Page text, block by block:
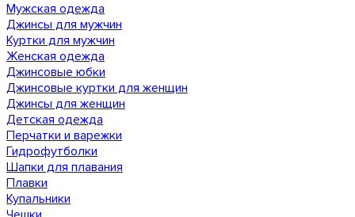
Мужская одежда
Джинсы для мужчин
Куртки для мужчин
Женская одежда
Джинсовые юбки
Джинсовые куртки для женщин
Джинсы для женщин
Детская одежда
Перчатки и варежки
Гидрофутболки
Шапки для плавания
Плавки
Купальники